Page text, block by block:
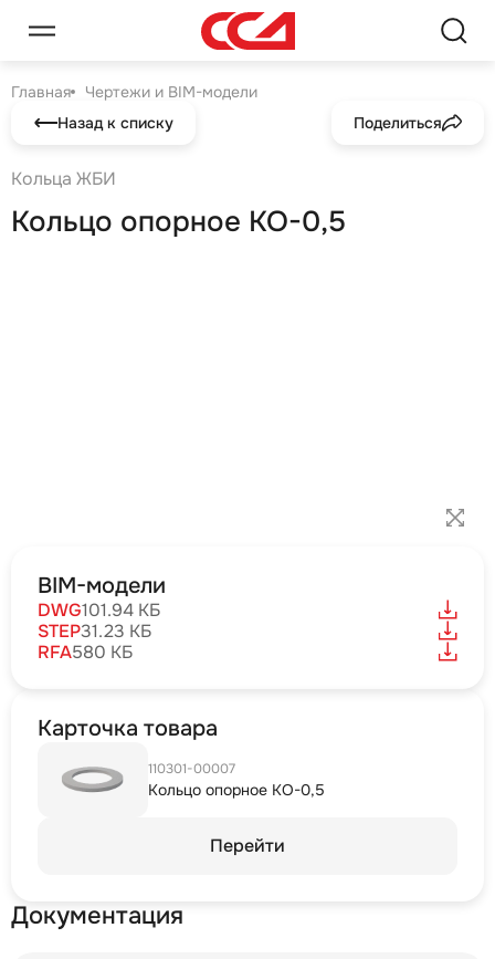
Главная
Чертежи и BIM-модели
Назад к списку
Поделиться
Кольца ЖБИ
Кольцо опорное КО-0,5
BIM-модели
DWG101.94 КБ
STEP31.23 КБ
RFA580 КБ
Карточка товара
110301-00007
Кольцо опорное КО-0,5
Перейти
Документация